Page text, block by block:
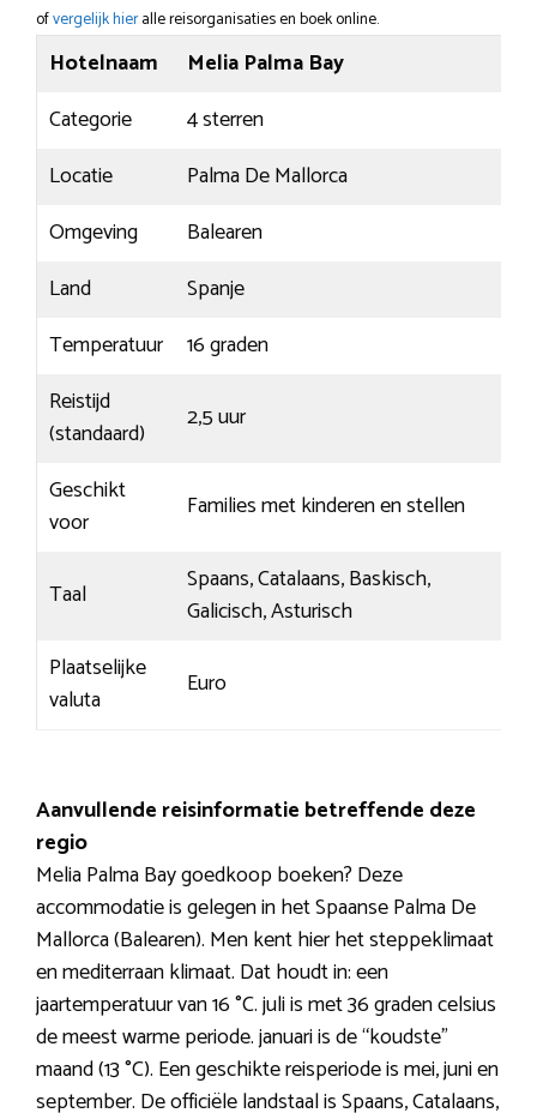
ofvergelijk hieralle reisorganisaties en boek online.
Hotelnaam
Melia Palma Bay
Categorie
4 sterren
Locatie
Palma De Mallorca
Omgeving
Balearen
Land
Spanje
Temperatuur
16 graden
Reistijd
(standaard)
2,5 uur
Geschikt
voor
Families met kinderen en stellen
Taal
Spaans, Catalaans, Baskisch,
Galicisch, Asturisch
Plaatselijke
valuta
Euro
Aanvullende reisinformatie betreffende deze
regio
Melia Palma Bay goedkoop boeken? Deze
accommodatie is gelegen in het Spaanse Palma De
Mallorca (Balearen). Men kent hier het steppeklimaat
en mediterraan klimaat. Dat houdt in: een
jaartemperatuur van 16 °C. juli is met 36 graden celsius
de meest warme periode. januari is de “koudste”
maand (13 °C). Een geschikte reisperiode is mei, juni en
september. De officiële landstaal is Spaans, Catalaans,